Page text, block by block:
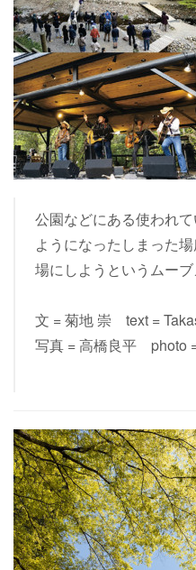
公園などにある使われ
ようになったしまった
場にしようというムーブ
文 = 菊地 崇 text =
写真 = 高橋良平 photo